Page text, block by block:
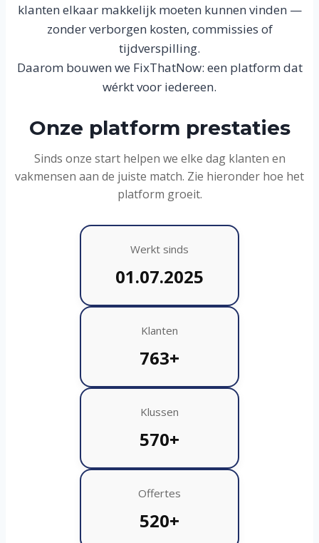
klanten elkaar makkelijk moeten kunnen vinden —
zonder verborgen kosten, commissies of
tijdverspilling.
Daarom bouwen we FixThatNow: een platform dat
wérkt voor iedereen.
Onze platform prestaties
Sinds onze start helpen we elke dag klanten en
vakmensen aan de juiste match. Zie hieronder hoe het
platform groeit.
Werkt sinds
01.07.2025
Klanten
763+
Klussen
570+
Offertes
520+